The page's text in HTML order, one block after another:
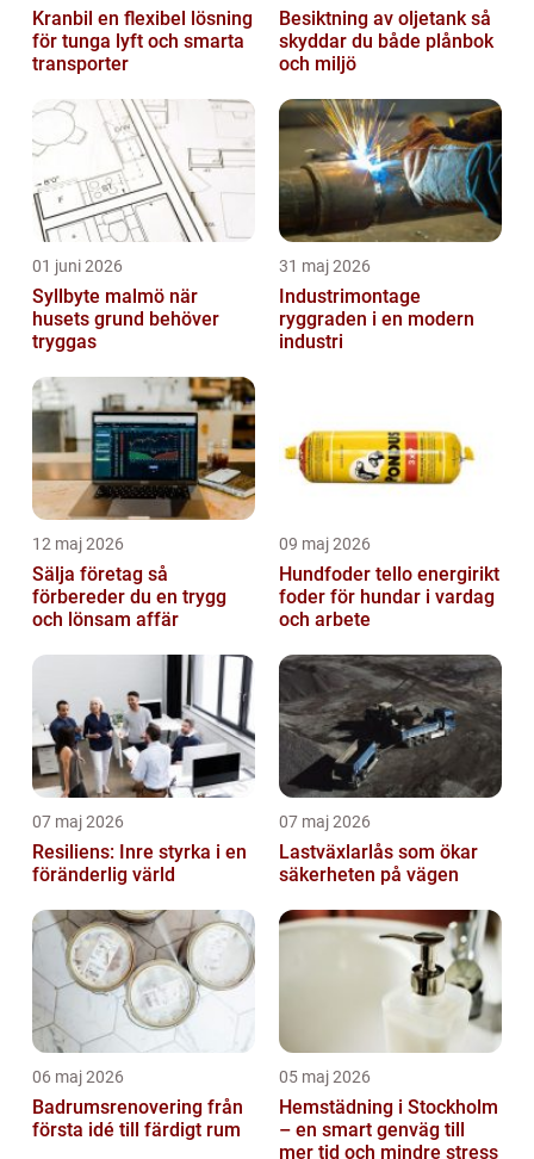
Kranbil en flexibel lösning
för tunga lyft och smarta
transporter
Besiktning av oljetank så
skyddar du både plånbok
och miljö
01 juni 2026
Syllbyte malmö när
husets grund behöver
tryggas
31 maj 2026
Industrimontage
ryggraden i en modern
industri
12 maj 2026
Sälja företag så
förbereder du en trygg
och lönsam affär
09 maj 2026
Hundfoder tello energirikt
foder för hundar i vardag
och arbete
07 maj 2026
Resiliens: Inre styrka i en
föränderlig värld
07 maj 2026
Lastväxlarlås som ökar
säkerheten på vägen
06 maj 2026
Badrumsrenovering från
första idé till färdigt rum
05 maj 2026
Hemstädning i Stockholm
– en smart genväg till
mer tid och mindre stress